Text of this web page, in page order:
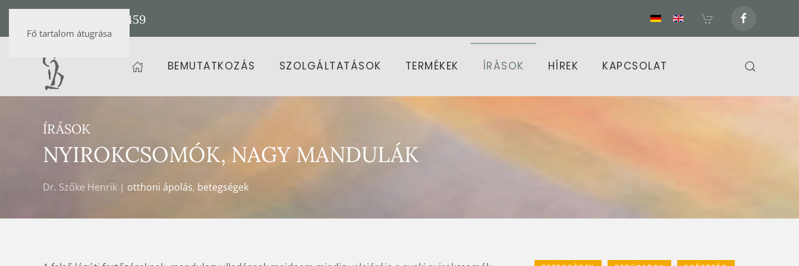
Fő tartalom átugrása
+36 20 472 9459
BEMUTATKOZÁS SZOLGÁLTATÁSOK TERMÉKEK ÍRÁSOK HÍREK KAPCSOLAT
ÍRÁSOK
NYIROKCSOMÓK, NAGY MANDULÁK
Dr. Szőke Henrik | otthoni ápolás, betegségek